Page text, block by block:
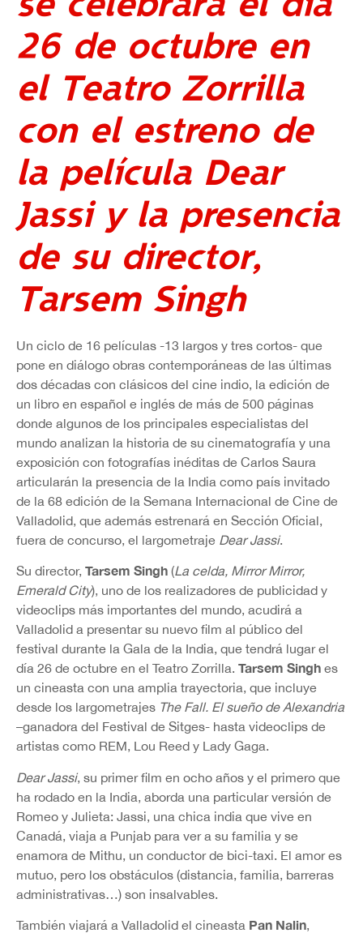
26 de octubre en
el Teatro Zorrilla
con el estreno de
la película Dear
Jassi y la presencia
de su director,
Tarsem Singh
Un ciclo de 16 películas -13 largos y tres cortos- que
pone en diálogo obras contemporáneas de las últimas
dos décadas con clásicos del cine indio, la edición de
un libro en español e inglés de más de 500 páginas
donde algunos de los principales especialistas del
mundo analizan la historia de su cinematografía y una
exposición con fotografías inéditas de Carlos Saura
articularán la presencia de la India como país invitado
de la 68 edición de la Semana Internacional de Cine de
Valladolid, que además estrenará en Sección Oficial,
fuera de concurso, el largometraje Dear Jassi.
Su director, Tarsem Singh (La celda, Mirror Mirror,
Emerald City), uno de los realizadores de publicidad y
videoclips más importantes del mundo, acudirá a
Valladolid a presentar su nuevo film al público del
festival durante la Gala de la India, que tendrá lugar el
día 26 de octubre en el Teatro Zorrilla. Tarsem Singh es
un cineasta con una amplia trayectoria, que incluye
desde los largometrajes The Fall. El sueño de Alexandria
–ganadora del Festival de Sitges- hasta videoclips de
artistas como REM, Lou Reed y Lady Gaga.
Dear Jassi, su primer film en ocho años y el primero que
ha rodado en la India, aborda una particular versión de
Romeo y Julieta: Jassi, una chica india que vive en
Canadá, viaja a Punjab para ver a su familia y se
enamora de Mithu, un conductor de bici-taxi. El amor es
mutuo, pero los obstáculos (distancia, familia, barreras
administrativas…) son insalvables.
También viajará a Valladolid el cineasta Pan Nalin,